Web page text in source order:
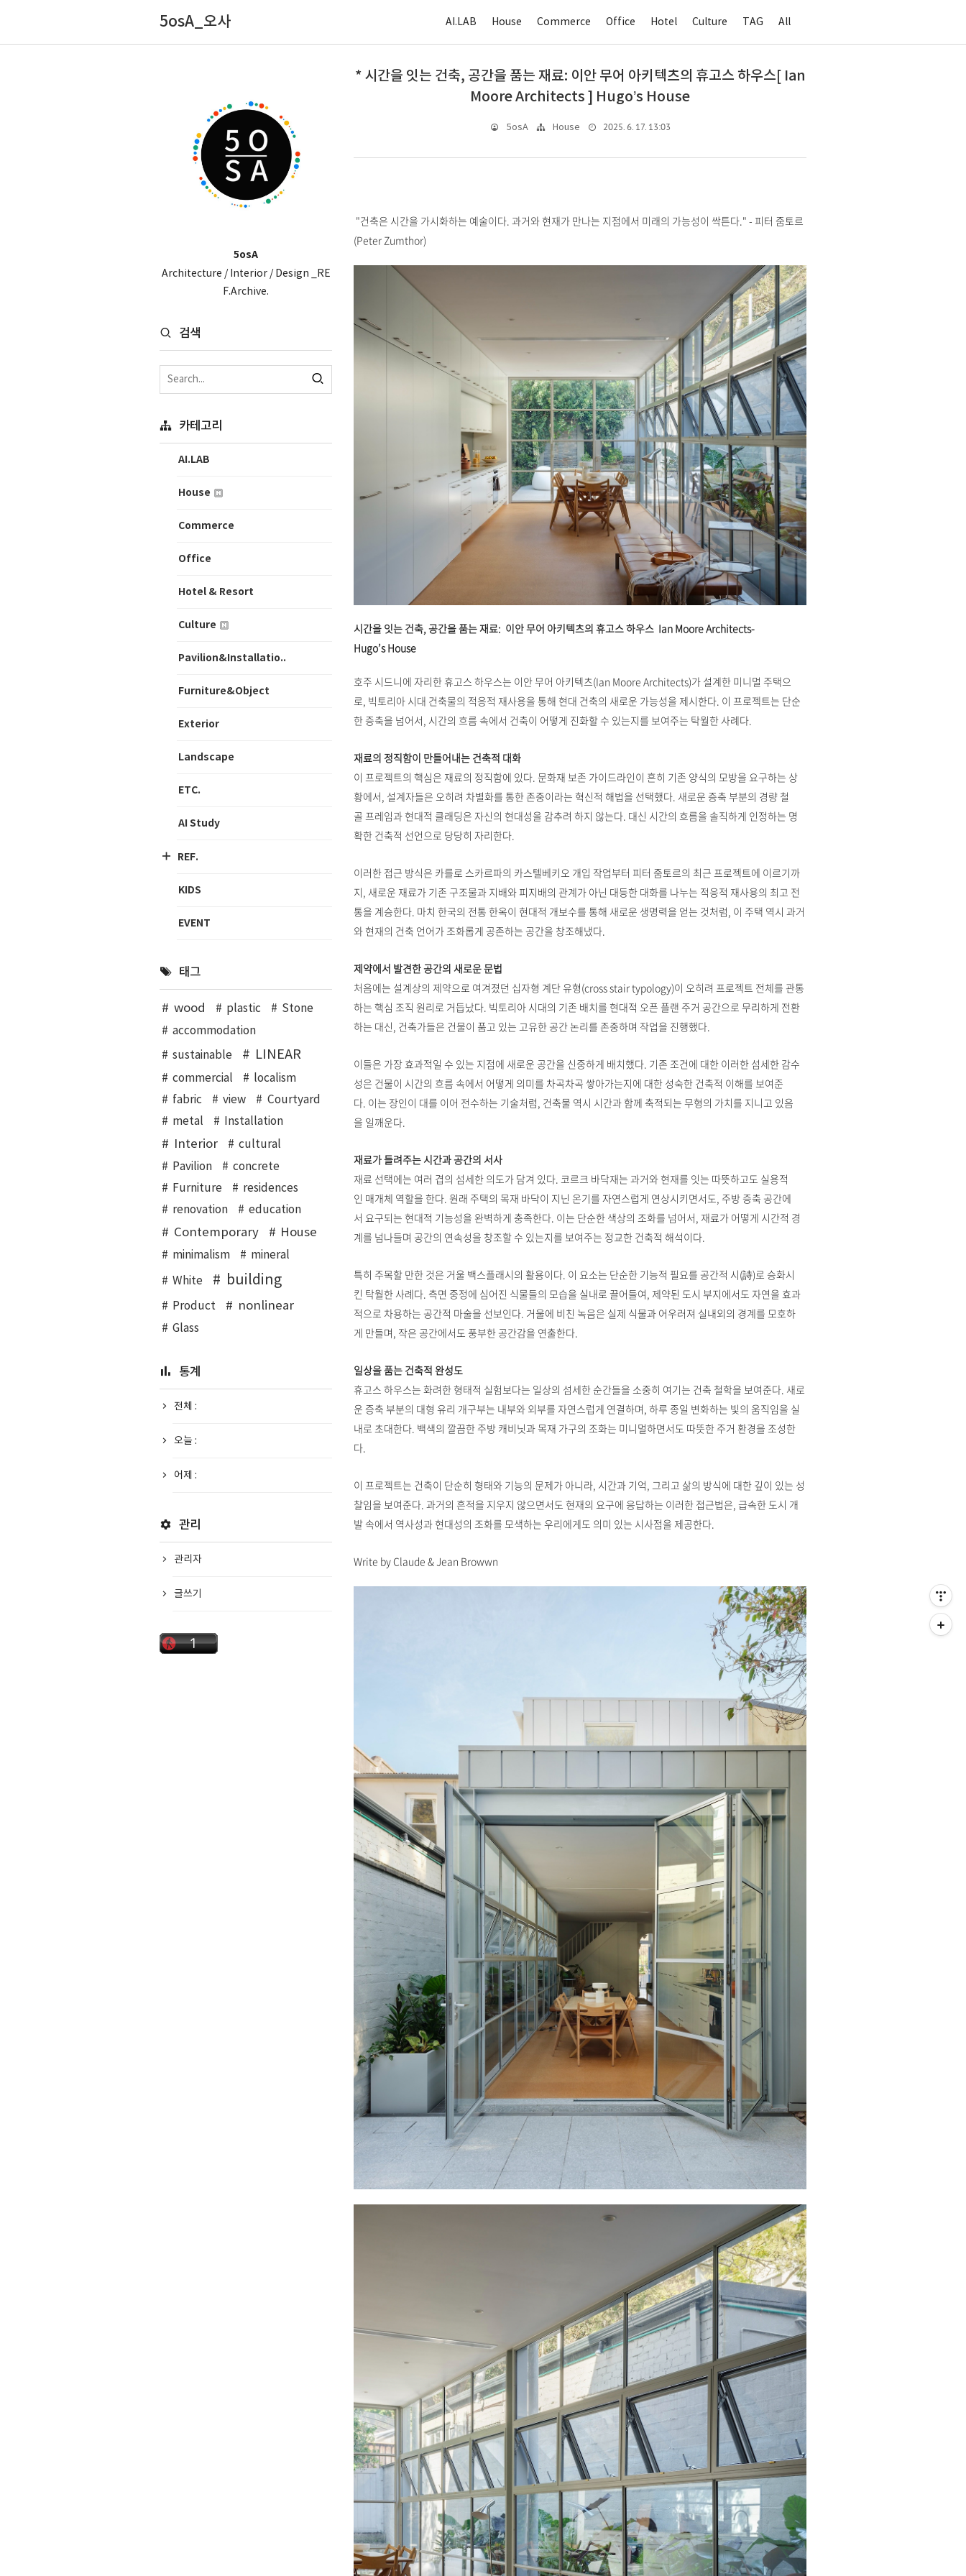
5osA_오사 AI.LAB House Commerce Office Hotel Culture TAG All
* 시간을 잇는 건축, 공간을 품는 재료: 이안 무어 아키텍츠의 휴고스 하우스[ Ian
Moore Architects ] Hugo’s House
5osA House 2025. 6. 17. 13:03
"건축은 시간을 가시화하는 예술이다. 과거와 현재가 만나는 지점에서 미래의 가능성이 싹튼다." - 피터 줌토르
(Peter Zumthor)
시간을 잇는 건축, 공간을 품는 재료: 이안 무어 아키텍츠의 휴고스 하우스 Ian Moore Architects-
Hugo’s House
호주 시드니에 자리한 휴고스 하우스는 이안 무어 아키텍츠(Ian Moore Architects)가 설계한 미니멀 주택으
로, 빅토리아 시대 건축물의 적응적 재사용을 통해 현대 건축의 새로운 가능성을 제시한다. 이 프로젝트는 단순
한 증축을 넘어서, 시간의 흐름 속에서 건축이 어떻게 진화할 수 있는지를 보여주는 탁월한 사례다.
재료의 정직함이 만들어내는 건축적 대화
이 프로젝트의 핵심은 재료의 정직함에 있다. 문화재 보존 가이드라인이 흔히 기존 양식의 모방을 요구하는 상
황에서, 설계자들은 오히려 차별화를 통한 존중이라는 혁신적 해법을 선택했다. 새로운 증축 부분의 경량 철
골 프레임과 현대적 클래딩은 자신의 현대성을 감추려 하지 않는다. 대신 시간의 흐름을 솔직하게 인정하는 명
확한 건축적 선언으로 당당히 자리한다.
이러한 접근 방식은 카를로 스카르파의 카스텔베키오 개입 작업부터 피터 줌토르의 최근 프로젝트에 이르기까
지, 새로운 재료가 기존 구조물과 지배와 피지배의 관계가 아닌 대등한 대화를 나누는 적응적 재사용의 최고 전
통을 계승한다. 마치 한국의 전통 한옥이 현대적 개보수를 통해 새로운 생명력을 얻는 것처럼, 이 주택 역시 과거
와 현재의 건축 언어가 조화롭게 공존하는 공간을 창조해냈다.
제약에서 발견한 공간의 새로운 문법
처음에는 설계상의 제약으로 여겨졌던 십자형 계단 유형(cross stair typology)이 오히려 프로젝트 전체를 관통
하는 핵심 조직 원리로 거듭났다. 빅토리아 시대의 기존 배치를 현대적 오픈 플랜 주거 공간으로 무리하게 전환
하는 대신, 건축가들은 건물이 품고 있는 고유한 공간 논리를 존중하며 작업을 진행했다.
이들은 가장 효과적일 수 있는 지점에 새로운 공간을 신중하게 배치했다. 기존 조건에 대한 이러한 섬세한 감수
성은 건물이 시간의 흐름 속에서 어떻게 의미를 차곡차곡 쌓아가는지에 대한 성숙한 건축적 이해를 보여준
다. 이는 장인이 대를 이어 전수하는 기술처럼, 건축물 역시 시간과 함께 축적되는 무형의 가치를 지니고 있음
을 일깨운다.
재료가 들려주는 시간과 공간의 서사
재료 선택에는 여러 겹의 섬세한 의도가 담겨 있다. 코르크 바닥재는 과거와 현재를 잇는 따뜻하고도 실용적
인 매개체 역할을 한다. 원래 주택의 목재 바닥이 지닌 온기를 자연스럽게 연상시키면서도, 주방 증축 공간에
서 요구되는 현대적 기능성을 완벽하게 충족한다. 이는 단순한 색상의 조화를 넘어서, 재료가 어떻게 시간적 경
계를 넘나들며 공간의 연속성을 창조할 수 있는지를 보여주는 정교한 건축적 해석이다.
특히 주목할 만한 것은 거울 백스플래시의 활용이다. 이 요소는 단순한 기능적 필요를 공간적 시(詩)로 승화시
킨 탁월한 사례다. 측면 중정에 심어진 식물들의 모습을 실내로 끌어들여, 제약된 도시 부지에서도 자연을 효과
적으로 차용하는 공간적 마술을 선보인다. 거울에 비친 녹음은 실제 식물과 어우러져 실내외의 경계를 모호하
게 만들며, 작은 공간에서도 풍부한 공간감을 연출한다.
일상을 품는 건축적 완성도
휴고스 하우스는 화려한 형태적 실험보다는 일상의 섬세한 순간들을 소중히 여기는 건축 철학을 보여준다. 새로
운 증축 부분의 대형 유리 개구부는 내부와 외부를 자연스럽게 연결하며, 하루 종일 변화하는 빛의 움직임을 실
내로 초대한다. 백색의 깔끔한 주방 캐비닛과 목재 가구의 조화는 미니멀하면서도 따뜻한 주거 환경을 조성한
다.
이 프로젝트는 건축이 단순히 형태와 기능의 문제가 아니라, 시간과 기억, 그리고 삶의 방식에 대한 깊이 있는 성
찰임을 보여준다. 과거의 흔적을 지우지 않으면서도 현재의 요구에 응답하는 이러한 접근법은, 급속한 도시 개
발 속에서 역사성과 현대성의 조화를 모색하는 우리에게도 의미 있는 시사점을 제공한다.
Write by Claude & Jean Browwn
5osA
Architecture / Interior / Design _RE
F.Archive.
검색
카테고리
AI.LAB
House
Commerce
Office
Hotel & Resort
Culture
Pavilion&Installatio..
Furniture&Object
Exterior
Landscape
ETC.
AI Study
REF.
KIDS
EVENT
태그
wood plastic
Stone
accommodation
sustainable
LINEAR
commercial
localism
fabric
view
Courtyard
metal
Installation
Interior
cultural
Pavilion
concrete
Furniture
residences
renovation
education
Contemporary House
minimalism mineral
White building
Product nonlinear
Glass
통계
전체 :
오늘 :
어제 :
관리
관리자
글쓰기